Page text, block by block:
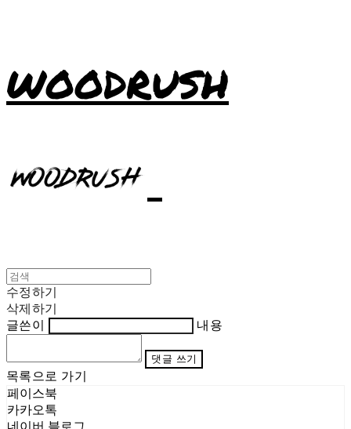
WOODRUSH
수정하기
삭제하기
글쓴이
내용
댓글 쓰기
목록으로 가기
페이스북
카카오톡
네이버 블로그